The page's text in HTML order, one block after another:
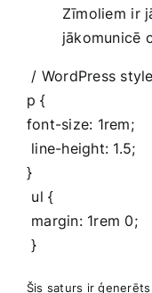
Zīmoliem⁢ ir
jākomunicē
⁢ / WordPress
p {
font-size: 1rem;
‌ line-height: 1.5;
}
⁤ ul {
‍ margin: 1rem 0;
‍ ⁢}
Šis saturs ir ģenerēts